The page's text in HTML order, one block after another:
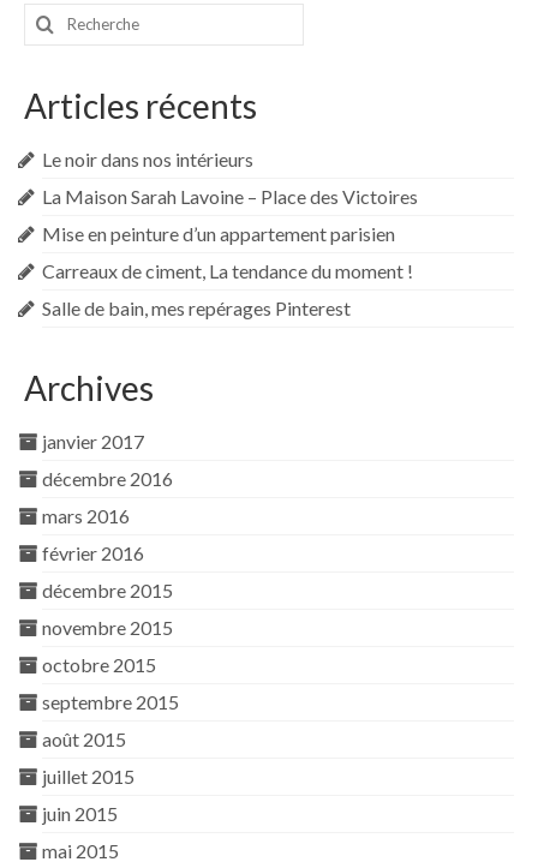
Rechercher
Articles récents
Le noir dans nos intérieurs
La Maison Sarah Lavoine – Place des Victoires
Mise en peinture d’un appartement parisien
Carreaux de ciment, La tendance du moment !
Salle de bain, mes repérages Pinterest
Archives
janvier 2017
décembre 2016
mars 2016
février 2016
décembre 2015
novembre 2015
octobre 2015
septembre 2015
août 2015
juillet 2015
juin 2015
mai 2015